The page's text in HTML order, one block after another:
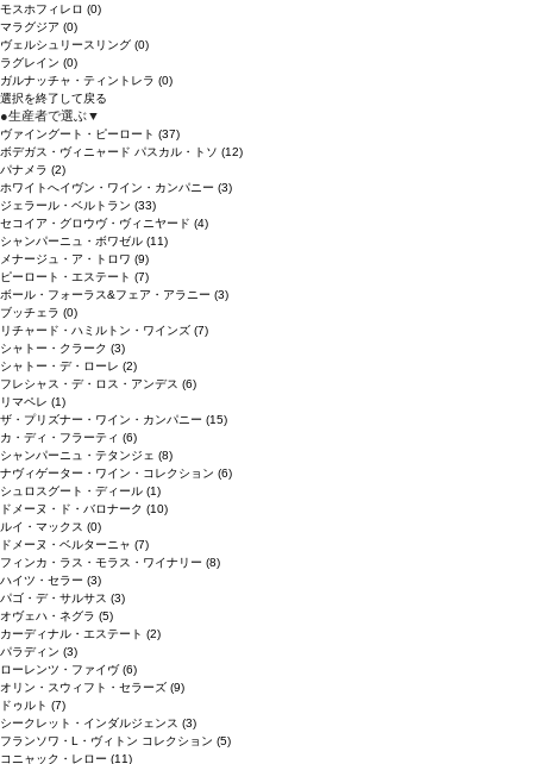
モスホフィレロ (0)
マラグジア (0)
ヴェルシュリースリング (0)
ラグレイン (0)
ガルナッチャ・ティントレラ (0)
選択を終了して戻る
●生産者で選ぶ▼
ヴァイングート・ピーロート (37)
ボデガス・ヴィニャード パスカル・トソ (12)
パナメラ (2)
ホワイトへイヴン・ワイン・カンパニー (3)
ジェラール・ベルトラン (33)
セコイア・グロウヴ・ヴィニヤード (4)
シャンパーニュ・ボワゼル (11)
メナージュ・ア・トロワ (9)
ピーロート・エステート (7)
ボール・フォーラス&フェア・アラニー (3)
ブッチェラ (0)
リチャード・ハミルトン・ワインズ (7)
シャトー・クラーク (3)
シャトー・デ・ローレ (2)
フレシャス・デ・ロス・アンデス (6)
リマペレ (1)
ザ・プリズナー・ワイン・カンパニー (15)
カ・ディ・フラーティ (6)
シャンパーニュ・テタンジェ (8)
ナヴィゲーター・ワイン・コレクション (6)
シュロスグート・ディール (1)
ドメーヌ・ド・バロナーク (10)
ルイ・マックス (0)
ドメーヌ・ベルターニャ (7)
フィンカ・ラス・モラス・ワイナリー (8)
ハイツ・セラー (3)
パゴ・デ・サルサス (3)
オヴェハ・ネグラ (5)
カーディナル・エステート (2)
パラディン (3)
ローレンツ・ファイヴ(6)
オリン・スウィフト・セラーズ (9)
ドゥルト (7)
シークレット・インダルジェンス (3)
フランソワ・L・ヴィトン コレクション (5)
コニャック・レロー (11)